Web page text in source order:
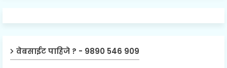
वेबसाईट पाहिजे ? - 9890 546 909